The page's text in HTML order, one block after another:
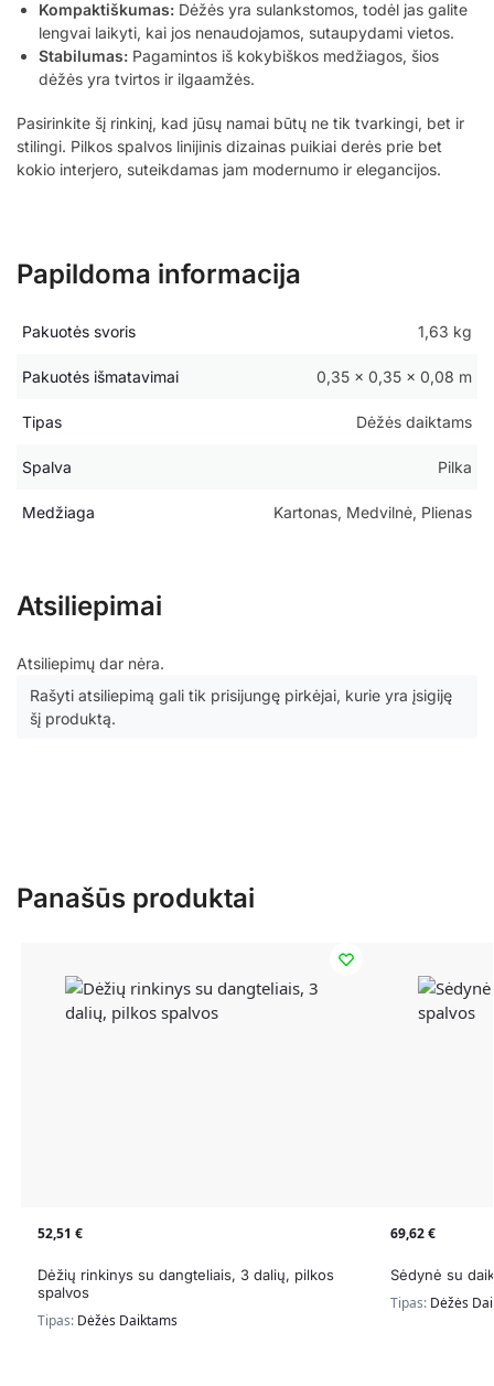
Kompaktiškumas: Dėžės yra sulankstomos, todėl jas galite
lengvai laikyti, kai jos nenaudojamos, sutaupydami vietos.
Stabilumas: Pagamintos iš kokybiškos medžiagos, šios
dėžės yra tvirtos ir ilgaamžės.
Pasirinkite šį rinkinį, kad jūsų namai būtų ne tik tvarkingi, bet ir
stilingi. Pilkos spalvos linijinis dizainas puikiai derės prie bet
kokio interjero, suteikdamas jam modernumo ir elegancijos.
Papildoma informacija
Pakuotės svoris 1,63 kg
Pakuotės išmatavimai 0,35 × 0,35 × 0,08 m
Tipas Dėžės daiktams
Spalva Pilka
Medžiaga Kartonas, Medvilnė, Plienas
Atsiliepimai
Atsiliepimų dar nėra.
Rašyti atsiliepimą gali tik prisijungę pirkėjai, kurie yra įsigiję
šį produktą.
Panašūs produktai
52,51 €
Dėžių rinkinys su dangteliais, 3 dalių, pilkos
spalvos
Tipas: Dėžės Daiktams
69,62€
Sėdynė su
Tipas: Dėžės